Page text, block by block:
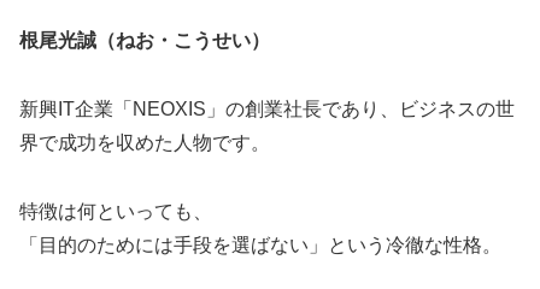
根尾光誠（ねお・こうせい）
新興IT企業「NEOXIS」の創業社長であり、ビジネスの世
界で成功を収めた人物です。
特徴は何といっても、
「目的のためには手段を選ばない」という冷徹な性格。